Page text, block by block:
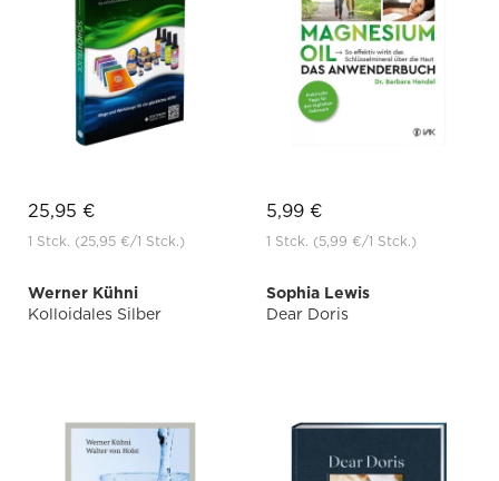
25,95 €
1 Stck. (25,95 €/1 Stck.)
5,99 €
1 Stck. (5,99 €/1 Stck.)
Werner Kühni
Kolloidales Silber
Sophia Lewis
Dear Doris